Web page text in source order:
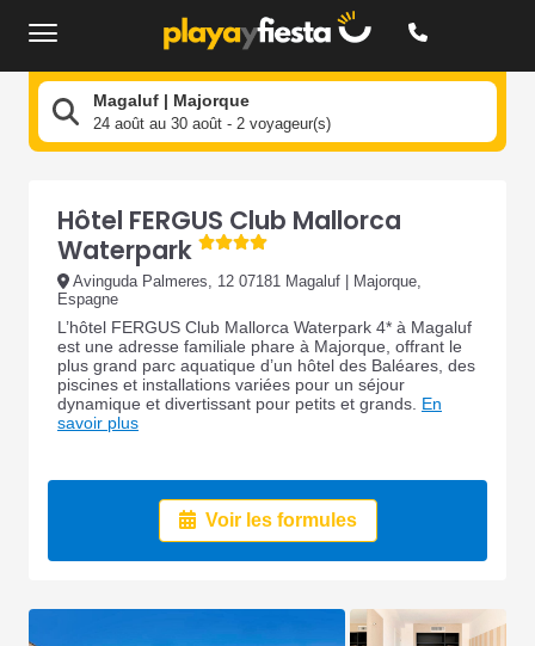
Magaluf | Majorque
24 août au 30 août - 2 voyageur(s)
Hôtel FERGUS Club Mallorca
Waterpark
Avinguda Palmeres, 12 07181 Magaluf | Majorque,
Espagne
L’hôtel FERGUS Club Mallorca Waterpark 4* à Magaluf
est une adresse familiale phare à Majorque, offrant le
plus grand parc aquatique d’un hôtel des Baléares, des
piscines et installations variées pour un séjour
dynamique et divertissant pour petits et grands. En
savoir plus
Voir les formules